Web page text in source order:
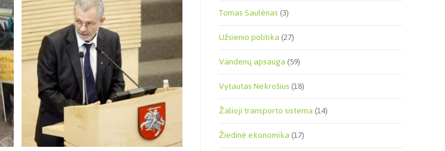
Tomas Saulėnas(3)
Užsienio politika(27)
Vandenų apsauga(59)
Vytautas Nekrošius(18)
Žalioji transporto sistema(14)
Žiedinė ekonomika(17)